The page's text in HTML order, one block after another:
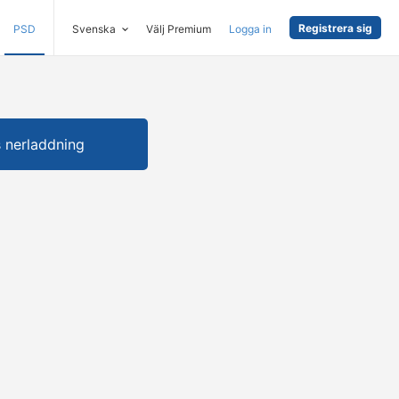
PSD Svenska Välj Premium Logga in Registrera sig
nerladdning